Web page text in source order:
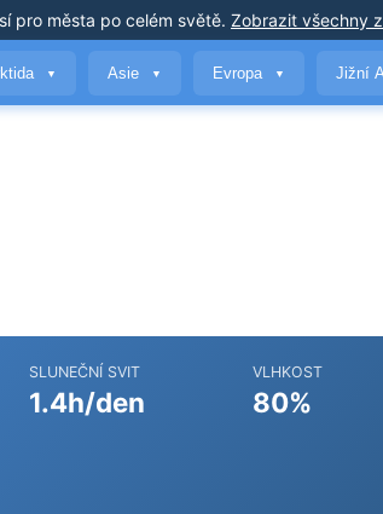
pro města po celém světě. Zobrazit všechny
▼ Asie ▼ Evropa ▼ Jižní
SLUNEČNÍ SVIT
1.4h/den
VLHKOST
80%